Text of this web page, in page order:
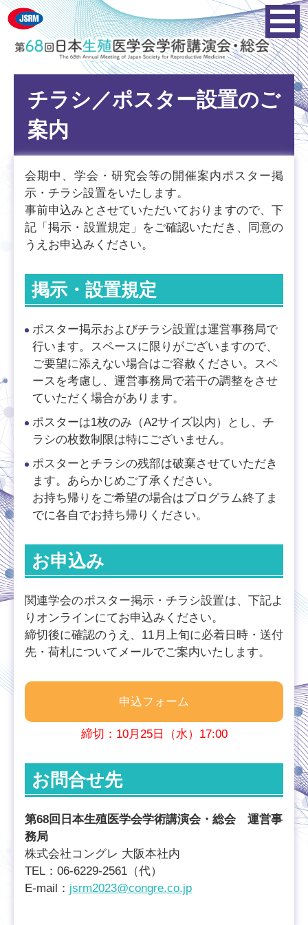
チラシ／ポスター設置のご
案内
会期中、学会・研究会等の開催案内ポスター掲
示・チラシ設置をいたします。
事前申込みとさせていただいておりますので、下
記「掲示・設置規定」をご確認いただき、同意の
うえお申込みください。
掲示・設置規定
ポスター掲示およびチラシ設置は運営事務局で
行います。スペースに限りがございますので、
ご要望に添えない場合はご容赦ください。スペ
ースを考慮し、運営事務局で若干の調整をさせ
ていただく場合があります。
ポスターは1枚のみ（A2サイズ以内）とし、チ
ラシの枚数制限は特にございません。
ポスターとチラシの残部は破棄させていただき
ます。あらかじめご了承ください。
お持ち帰りをご希望の場合はプログラム終了ま
でに各自でお持ち帰りください。
お申込み
関連学会のポスター掲示・チラシ設置は、下記よ
りオンラインにてお申込みください。
締切後に確認のうえ、11月上旬に必着日時・送付
先・荷札についてメールでご案内いたします。
申込フォーム
締切：10月25日（水）17:00
お問合せ先
第68回日本生殖医学会学術講演会・総会 運営事
務局
株式会社コングレ 大阪本社内
TEL：06-6229-2561（代）
E-mail： jsrm2023@congre.co.jp